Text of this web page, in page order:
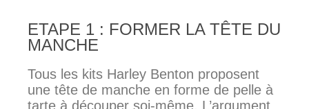
ETAPE 1 : FORMER LA TÊTE DU
MANCHE
Tous les kits Harley Benton proposent
une tête de manche en forme de pelle à
tarte à découper soi-même. L’argument